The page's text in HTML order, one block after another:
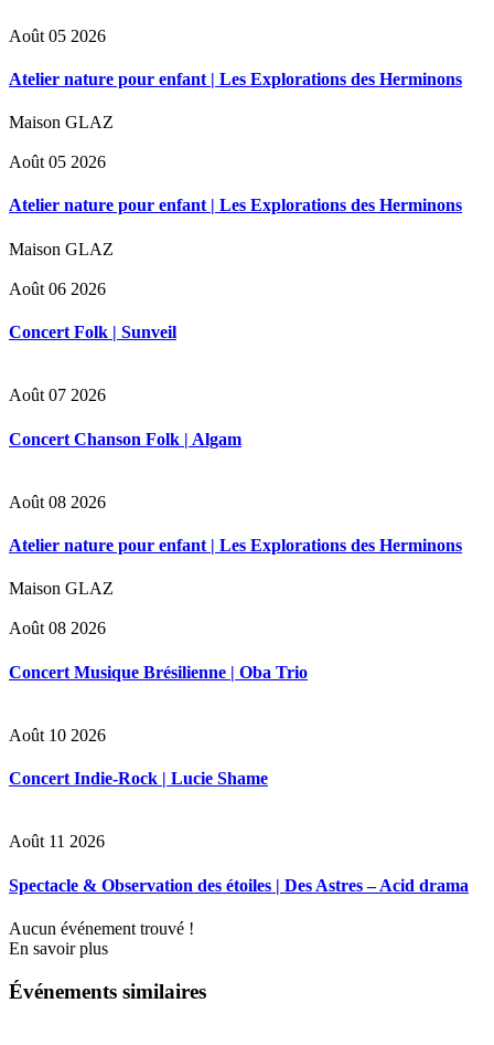
Août 05 2026
Atelier nature pour enfant | Les Explorations des Herminons
Maison GLAZ
Août 05 2026
Atelier nature pour enfant | Les Explorations des Herminons
Maison GLAZ
Août 06 2026
Concert Folk | Sunveil
Août 07 2026
Concert Chanson Folk | Algam
Août 08 2026
Atelier nature pour enfant | Les Explorations des Herminons
Maison GLAZ
Août 08 2026
Concert Musique Brésilienne | Oba Trio
Août 10 2026
Concert Indie-Rock | Lucie Shame
Août 11 2026
Spectacle & Observation des étoiles | Des Astres – Acid drama
Aucun événement trouvé !
En savoir plus
Événements similaires